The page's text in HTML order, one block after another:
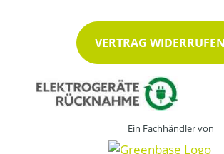
VERTRAG WIDERRUFEN
Ein Fachhändler von